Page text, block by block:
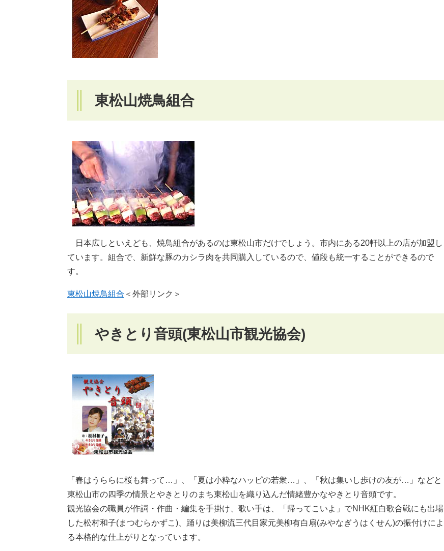
東松山焼鳥組合
日本広しといえども、焼鳥組合があるのは東松山市だけでしょう。市内にある20軒以上の店が加盟し
ています。組合で、新鮮な豚のカシラ肉を共同購入しているので、値段も統一することができるので
す。
東松山焼鳥組合 ＜外部リンク＞
やきとり音頭(東松山市観光協会)
「春はうららに桜も舞って…」、「夏は小粋なハッピの若衆…」、「秋は集いし歩けの友が…」などと
東松山市の四季の情景とやきとりのまち東松山を織り込んだ情緒豊かなやきとり音頭です。
観光協会の職員が作詞・作曲・編集を手掛け、歌い手は、「帰ってこいよ」でNHK紅白歌合戦にも出場
した松村和子(まつむらかずこ)、踊りは美柳流三代目家元美柳有白扇(みやなぎうはくせん)の振付けによ
る本格的な仕上がりとなっています。